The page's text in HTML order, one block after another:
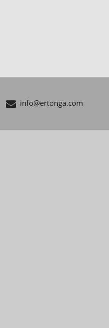
info@ertonga.com